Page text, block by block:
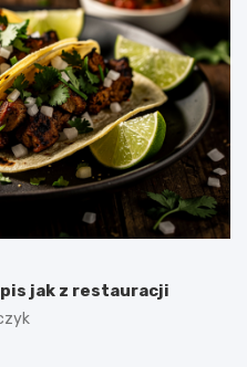
jak z restauracji